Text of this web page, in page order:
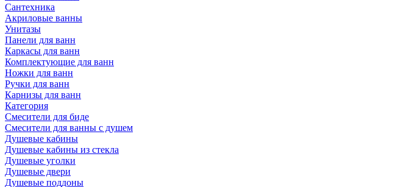
Сантехника
Акриловые ванны
Унитазы
Панели для ванн
Каркасы для ванн
Комплектующие для ванн
Ножки для ванн
Ручки для ванн
Карнизы для ванн
Категория
Смесители для биде
Смесители для ванны с душем
Душевые кабины
Душевые кабины из стекла
Душевые уголки
Душевые двери
Душевые поддоны